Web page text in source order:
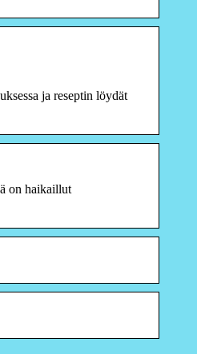
ja reseptin löydät
on haikaillut